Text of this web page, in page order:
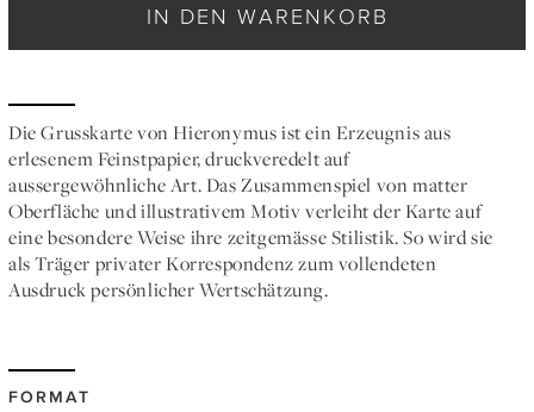
IN DEN WARENKORB
Die Grusskarte von Hieronymus ist ein Erzeugnis aus
erlesenem Feinstpapier, druckveredelt auf
aussergewöhnliche Art. Das Zusammenspiel von matter
Oberfläche und illustrativem Motiv verleiht der Karte auf
eine besondere Weise ihre zeitgemässe Stilistik. So wird sie
als Träger privater Korrespondenz zum vollendeten
Ausdruck persönlicher Wertschätzung.
FORMAT